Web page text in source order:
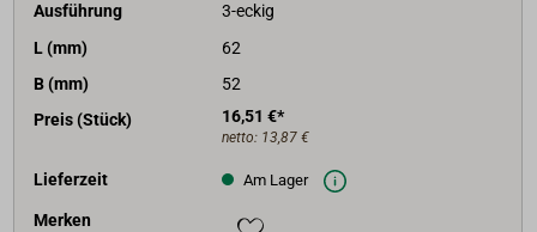
Ausführung
3-eckig
L (mm)
62
B (mm)
52
Preis (Stück)
16,51 €*
netto: 13,87 €
Lieferzeit Am Lager
Merken